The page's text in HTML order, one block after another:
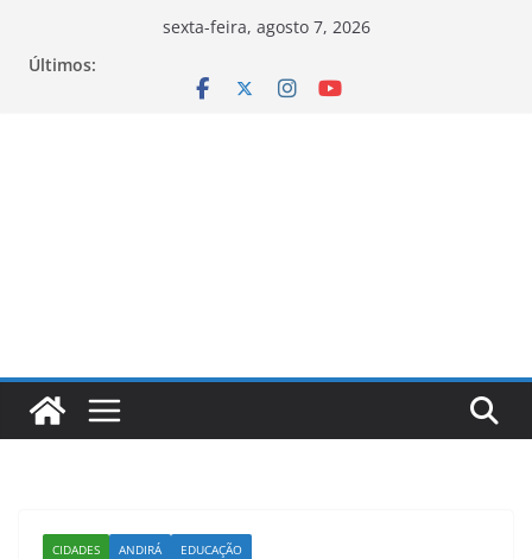
sexta-feira, agosto 7, 2026
Últimos:
CIDADES ANDIRÁ EDUCAÇÃO